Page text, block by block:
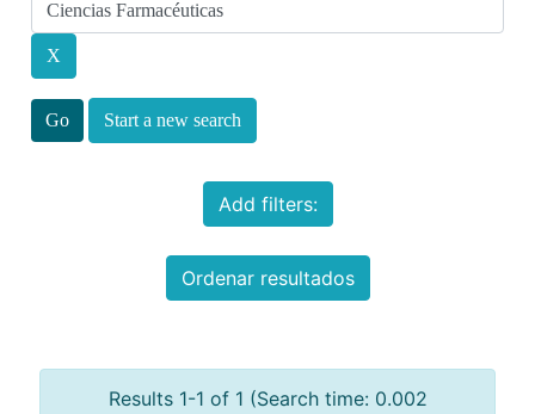
Start a new search
Add filters:
Ordenar resultados
Results 1-1 of 1 (Search time: 0.002